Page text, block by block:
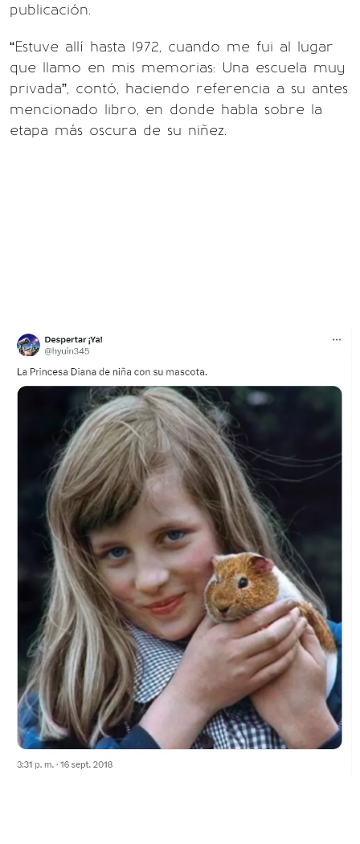
publicación.
“Estuve allí hasta 1972, cuando me fui al lugar
que llamo en mis memorias: Una escuela muy
privada”, contó, haciendo referencia a su antes
mencionado libro, en donde habla sobre la
etapa más oscura de su niñez.